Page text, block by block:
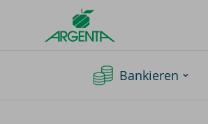
Argenta
Homepage
Bankieren